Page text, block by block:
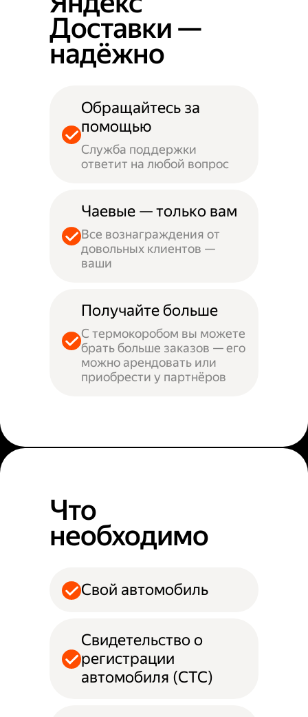
Доставки —
надёжно
Обращайтесь за
помощью
Служба поддержки
ответит на любой вопрос
Чаевые — только вам
Все вознаграждения от
довольных клиентов —
ваши
Получайте больше
С термокоробом вы можете
брать больше заказов — его
можно арендовать или
приобрести у партнёров
Что
необходимо
Свой автомобиль
Свидетельство о
регистрации
автомобиля (СТС)